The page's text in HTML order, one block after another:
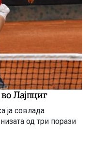
Лајпциг
ја совлада
од три порази